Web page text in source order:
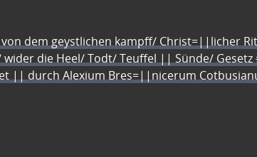
dem geystlichen kampff/ Christ=||licher
die Heel/ Todt/ Teuffel || Sünde/
|| durch Alexium Bres=||nicerum